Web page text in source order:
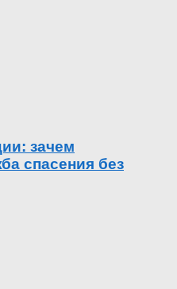
зачем
спасения без